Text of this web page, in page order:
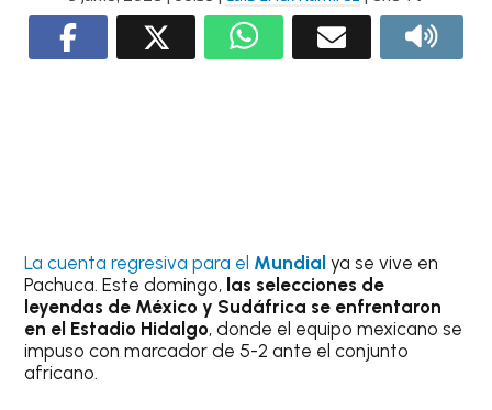
La cuenta regresiva para el Mundial ya se vive en
Pachuca. Este domingo, las selecciones de
leyendas de México y Sudáfrica se enfrentaron
en el Estadio Hidalgo, donde el equipo mexicano se
impuso con marcador de 5-2 ante el conjunto
africano.